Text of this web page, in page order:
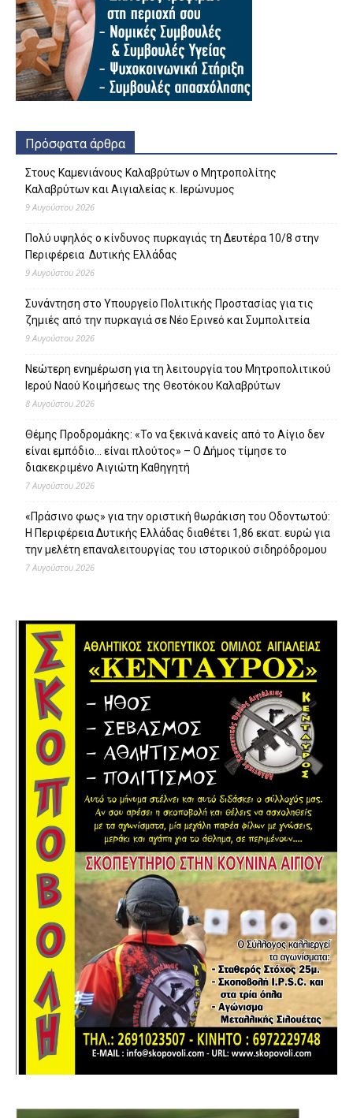
Πρόσφατα άρθρα
Στους Καμενιάνους Καλαβρύτων ο Μητροπολίτης
Καλαβρύτων και Αιγιαλείας κ. Ιερώνυμος
9 Αυγούστου 2026
Πολύ υψηλός ο κίνδυνος πυρκαγιάς τη Δευτέρα 10/8 στην
Περιφέρεια Δυτικής Ελλάδας
9 Αυγούστου 2026
Συνάντηση στο Υπουργείο Πολιτικής Προστασίας για τις
ζημιές από την πυρκαγιά σε Νέο Ερινεό και Συμπολιτεία
9 Αυγούστου 2026
Νεώτερη ενημέρωση για τη λειτουργία του Μητροπολιτικού
Ιερού Ναού Κοιμήσεως της Θεοτόκου Καλαβρύτων
8 Αυγούστου 2026
Θέμης Προδρομάκης: «Το να ξεκινά κανείς από το Αίγιο δεν
είναι εμπόδιο… είναι πλούτος» – O Δήμος τίμησε το
διακεκριμένο Αιγιώτη Καθηγητή
7 Αυγούστου 2026
«Πράσινο φως» για την οριστική θωράκιση του Οδοντωτού:
Η Περιφέρεια Δυτικής Ελλάδας διαθέτει 1,86 εκατ. ευρώ για
την μελέτη επαναλειτουργίας του ιστορικού σιδηρόδρομου
7 Αυγούστου 2026